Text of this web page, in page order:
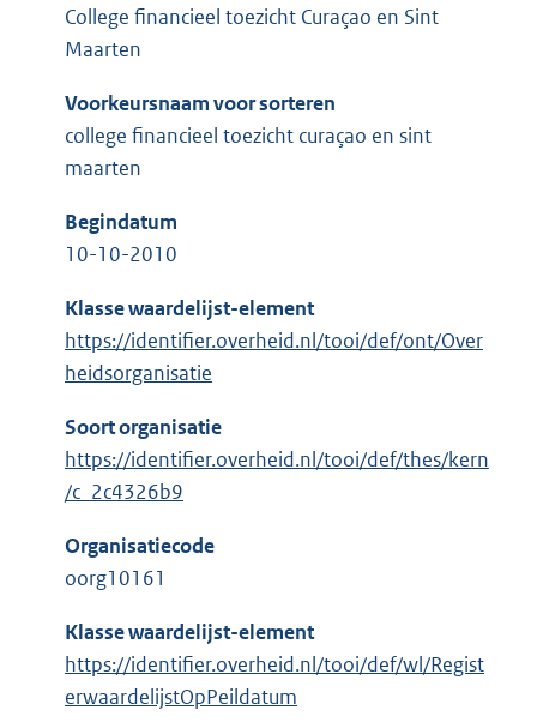
College financieel toezicht Curaçao en Sint
Maarten
Voorkeursnaam voor sorteren
college financieel toezicht curaçao en sint
maarten
Begindatum
10-10-2010
Klasse waardelijst-element
https://identifier.overheid.nl/tooi/def/ont/Over
heidsorganisatie
Soort organisatie
https://identifier.overheid.nl/tooi/def/thes/kern
/c_2c4326b9
Organisatiecode
oorg10161
Klasse waardelijst-element
https://identifier.overheid.nl/tooi/def/wl/Regist
erwaardelijstOpPeildatum